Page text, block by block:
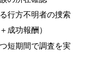
行方不明者の捜索
成功報酬）
短期間で調査を実